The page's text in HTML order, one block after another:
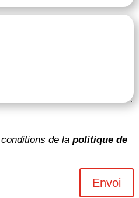
de lapolitique de
Envoi